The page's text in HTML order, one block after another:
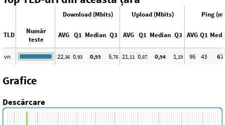
Download (Mbits) Upload (Mbits) Ping
TLD
Număr
teste
AVG Q1 Median Q3 AVG Q1 Median Q3 AVG Q1
vn 22,36 0,93 0,95 5,76 21,11 0,87 0,94 1,19 95 43 67
Grafice
Descărcare